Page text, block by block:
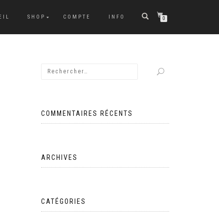
SHOP COMPTE INFO 0
COMMENTAIRES RÉCENTS
ARCHIVES
CATÉGORIES